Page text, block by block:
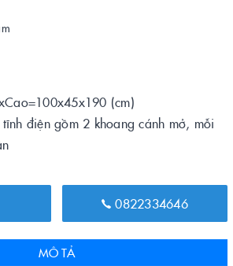
(cm)
tĩnh điện gồm 2 khoang cánh mở, mỗi
0822334646
MÔ TẢ